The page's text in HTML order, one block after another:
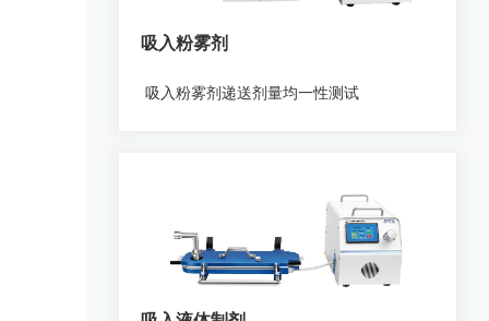
吸入粉雾剂
吸入粉雾剂递送剂量均一性测试